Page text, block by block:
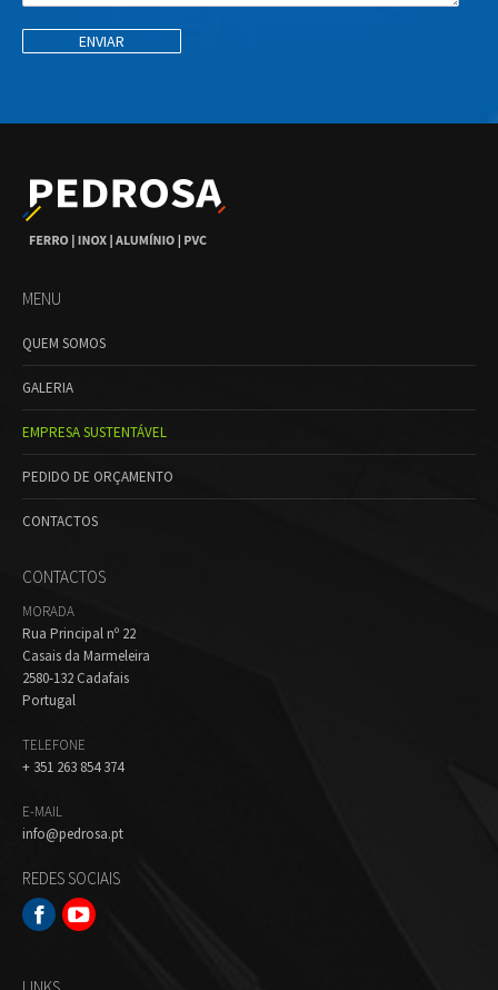
MENU
QUEM SOMOS
GALERIA
EMPRESA SUSTENTÁVEL
PEDIDO DE ORÇAMENTO
CONTACTOS
CONTACTOS
MORADA
Rua Principal nº 22
Casais da Marmeleira
2580-132 Cadafais
Portugal
TELEFONE
+ 351 263 854 374
E-MAIL
info@pedrosa.pt
REDES SOCIAIS
Facebook
Youtube